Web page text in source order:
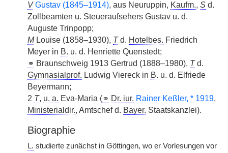
V Gustav (1845–1914), aus Neuruppin, Kaufm., S d.
Zollbeamten u. Steueraufsehers Gustav u. d.
Auguste Trinpopp;
MLouise (1858–1930), Td. Hotelbes. Friedrich
Meyer in B. u. d. Henriette Quenstedt;
⚭ Braunschweig 1913 Gertrud (1888–1980), Td.
Gymnasialprof. Ludwig Viereck in B. u. d. Elfriede
Beyermann;
2 T, u. a. Eva-Maria (⚭ Dr. iur. Rainer Keßler, * 1919,
Ministerialdir., Amtschef d. Bayer. Staatskanzlei).
Biographie
L. studierte zunächst in Göttingen, wo er Vorlesungen vor